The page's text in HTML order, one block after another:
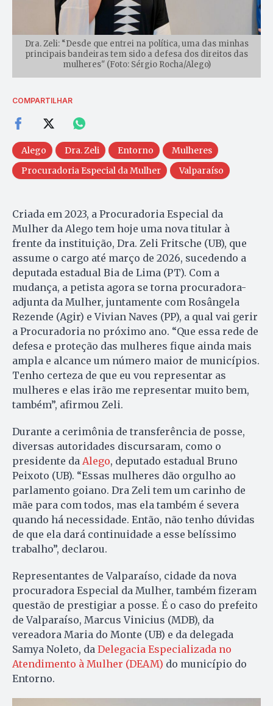
Dra. Zeli: “Desde que entrei na política, uma das minhas
principais bandeiras tem sido a defesa dos direitos das
mulheres" (Foto: Sérgio Rocha/Alego)
COMPARTILHAR
Alego Dra. Zeli Entorno
Mulheres
Procuradoria Especial da Mulher
Valparaíso
Criada em 2023, a Procuradoria Especial da
Mulher da Alego tem hoje uma nova titular à
frente da instituição, Dra. Zeli Fritsche (UB), que
assume o cargo até março de 2026, sucedendo a
deputada estadual Bia de Lima (PT). Com a
mudança, a petista agora se torna procuradora-
adjunta da Mulher, juntamente com Rosângela
Rezende (Agir) e Vivian Naves (PP), a qual vai gerir
a Procuradoria no próximo ano. “Que essa rede de
defesa e proteção das mulheres fique ainda mais
ampla e alcance um número maior de municípios.
Tenho certeza de que eu vou representar as
mulheres e elas irão me representar muito bem,
também”, afirmou Zeli.
Durante a cerimônia de transferência de posse,
diversas autoridades discursaram, como o
presidente da Alego, deputado estadual Bruno
Peixoto (UB). “Essas mulheres dão orgulho ao
parlamento goiano. Dra Zeli tem um carinho de
mãe para com todos, mas ela também é severa
quando há necessidade. Então, não tenho dúvidas
de que ela dará continuidade a esse belíssimo
trabalho”, declarou.
Representantes de Valparaíso, cidade da nova
procuradora Especial da Mulher, também fizeram
questão de prestigiar a posse. É o caso do prefeito
de Valparaíso, Marcus Vinicius (MDB), da
vereadora Maria do Monte (UB) e da delegada
Samya Noleto, da Delegacia Especializada no
Atendimento à Mulher (DEAM) do município do
Entorno.